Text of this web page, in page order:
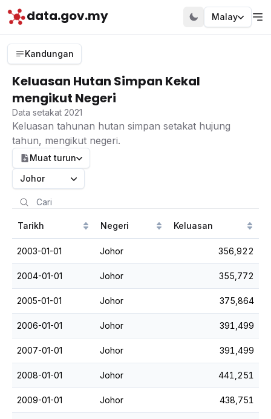
data.gov.my Malay
Kandungan
Keluasan Hutan Simpan Kekal
mengikut Negeri
Data setakat 2021
Keluasan tahunan hutan simpan setakat hujung
tahun, mengikut negeri.
Muat turun
Johor
Tarikh Negeri Keluasan
2003-01-01 Johor 356,922
2004-01-01 Johor 355,772
2005-01-01 Johor 375,864
2006-01-01 Johor 391,499
2007-01-01 Johor 391,499
2008-01-01 Johor 441,251
2009-01-01 Johor 438,751